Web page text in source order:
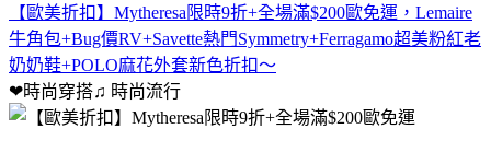
【歐美折扣】Mytheresa限時9折+全場滿$200歐免運，Lemaire
牛角包+Bug價RV+Savette熱門Symmetry+Ferragamo超美粉紅老
奶奶鞋+POLO麻花外套新色折扣～
❤時尚穿搭♫ 時尚流行